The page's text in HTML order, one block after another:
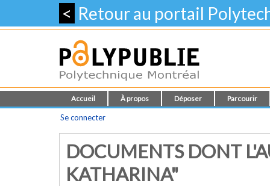
< Retour au portail
Accueil À propos Déposer Parcourir
Se connecter
DOCUMENTS DONT
KATHARINA"